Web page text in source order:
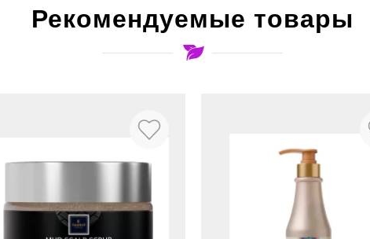
Рекомендуемые товары